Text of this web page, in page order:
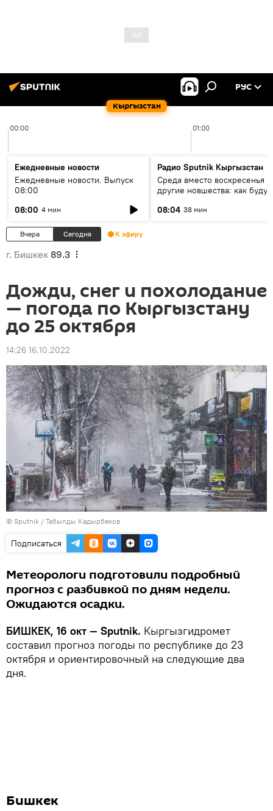
Кыргызстан
РУС
00:00 01:00
Ежедневные новости
Ежедневные новости. Выпуск
08:00
08:00 4 мин
Радио Sputnik Кыргызстан
Среда вместо воскресенья и
другие новшества: как будут
08:04 38 мин
Вчера Сегодня К эфиру
г. Бишкек 89.3
Дожди, снег и похолодание
— погода по Кыргызстану
до 25 октября
14:26 16.10.2022
© Sputnik / Табылды Кадырбеков
Подписаться
Метеорологи подготовили подробный
прогноз с разбивкой по дням недели.
Ожидаются осадки.
БИШКЕК, 16 окт — Sputnik. Кыргызгидромет
составил прогноз погоды по республике до 23
октября и ориентировочный на следующие два
дня.
Бишкек